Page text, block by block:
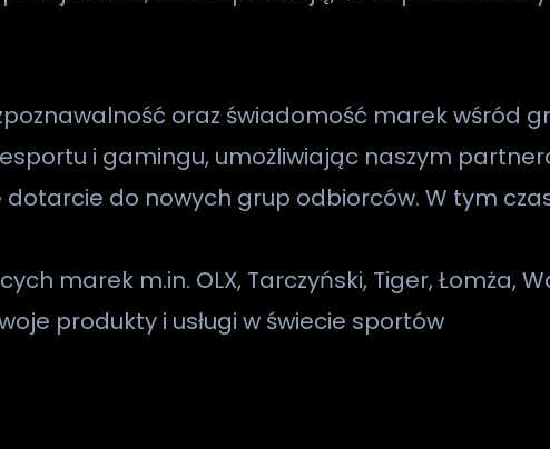
oraz świadomość marek wśród
i gamingu, umożliwiając naszym
do nowych grup odbiorców. W tym
marek m.in. OLX, Tarczyński, Tiger, Łomża,
produkty i usługi w świecie sportów